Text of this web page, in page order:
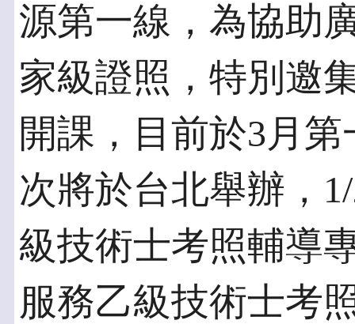
源第一線，為協助
家級證照，特別邀
開課，目前於3月
次將於台北舉辦，
級技術士考照輔導
服務乙級技術士考